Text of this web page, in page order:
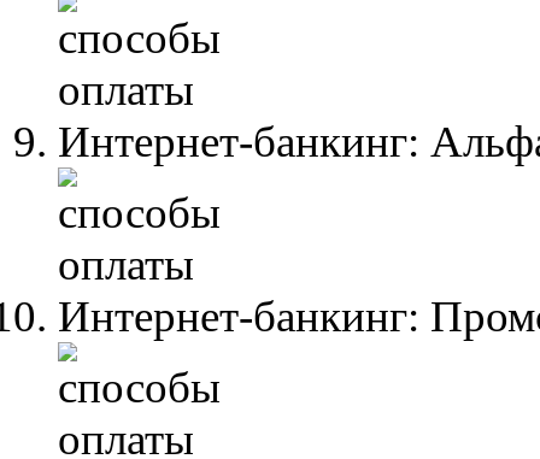
Интернет-банкинг:
Интернет-банкинг: